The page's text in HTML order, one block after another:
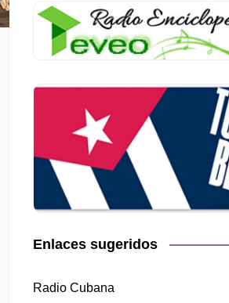
Enlaces sugeridos
Radio Cubana